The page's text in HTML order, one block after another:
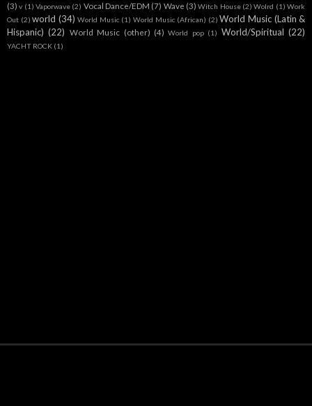
(3) v (1) Vaporwave (2) Vocal Dance/EDM (7) Wave (3) Witch House (2) Wolrd (1) Work
Out (2) world (34) World Music (1) World Music (African) (2) World Music (Latin &
Hispanic) (22) World Music (other) (4) World pop (1) World/Spiritual (22)
YACHT ROCK (1)